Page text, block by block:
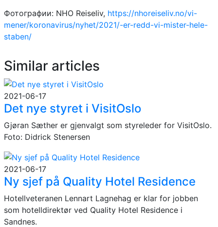
Фотографии: NHO Reiseliv, https://nhoreiseliv.no/vi-
mener/koronavirus/nyhet/2021/-er-redd-vi-mister-hele-
staben/
Similar articles
2021-06-17
Det nye styret i VisitOslo
Gjøran Sæther er gjenvalgt som styreleder for VisitOslo.
Foto: Didrick Stenersen
2021-06-17
Ny sjef på Quality Hotel Residence
Hotellveteranen Lennart Lagnehag er klar for jobben
som hotelldirektør ved Quality Hotel Residence i
Sandnes.